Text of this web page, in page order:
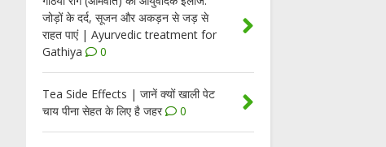
जोड़ों के दर्द, सूजन और अकड़न से जड़ से
राहत पाएं | Ayurvedic treatment for
Gathiya
0
Tea Side Effects | जानें क्यों खाली पेट
चाय पीना सेहत के लिए है जहर
0